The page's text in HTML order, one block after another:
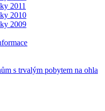
2011
2010
2009
s trvalým pobytem na ohla